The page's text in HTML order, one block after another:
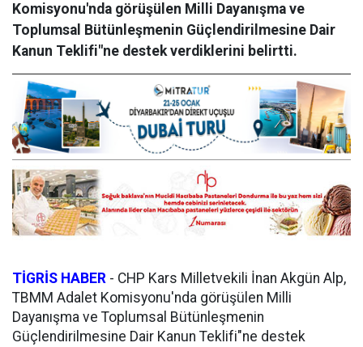
Komisyonu'nda görüşülen Milli Dayanışma ve
Toplumsal Bütünleşmenin Güçlendirilmesine Dair
Kanun Teklifi"ne destek verdiklerini belirtti.
TİGRİS HABER - CHP Kars Milletvekili İnan Akgün Alp,
TBMM Adalet Komisyonu'nda görüşülen Milli
Dayanışma ve Toplumsal Bütünleşmenin
Güçlendirilmesine Dair Kanun Teklifi"ne destek